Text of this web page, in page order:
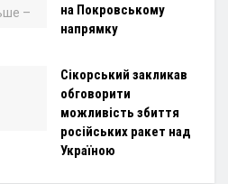
на Покровському
напрямку
Сікорський закликав
обговорити
можливість збиття
російських ракет над
Україною